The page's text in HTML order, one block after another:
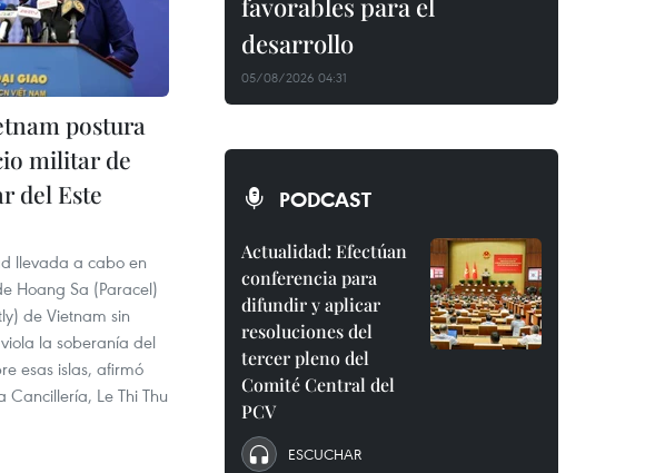
postura
militar de
del Este
llevada a cabo en
Hoang Sa (Paracel)
de Vietnam sin
la soberanía del
esas islas, afirmó
Cancillería, Le Thi Thu
favorables para el
desarrollo
05/08/2026 04:31
PODCAST
Actualidad: Efectúan
conferencia para
difundir y aplicar
resoluciones del
tercer pleno del
Comité Central del
PCV
ESCUCHAR